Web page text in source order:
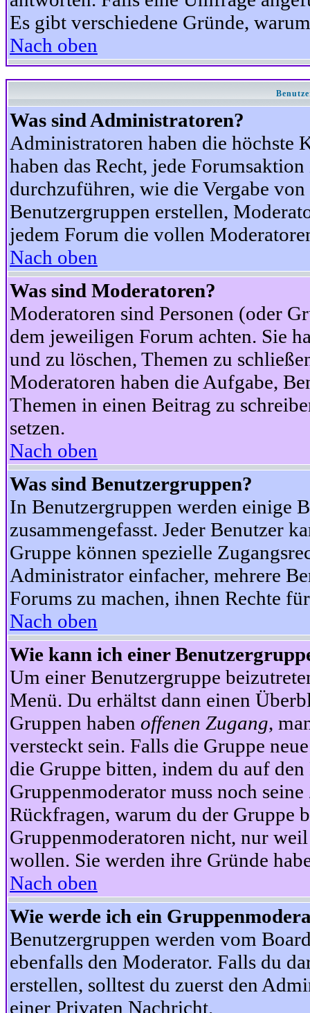
Es gibt verschiedene Gründe,
Nach oben
Was sind Administratoren?
Administratoren haben die höchste
haben das Recht, jede
durchzuführen, wie die Vergabe
Benutzergruppen erstellen,
jedem Forum die vollen
Nach oben
Was sind Moderatoren?
Moderatoren sind Personen (oder
dem jeweiligen Forum achten. Sie
und zu löschen, Themen zu
Moderatoren haben die Aufgabe,
Themen in einen Beitrag zu
setzen.
Nach oben
Was sind Benutzergruppen?
In Benutzergruppen werden einige
zusammengefasst. Jeder Benutzer
Gruppe können spezielle
Administrator einfacher, mehrere
Forums zu machen, ihnen Rechte
Nach oben
Wie kann ich einer
Um einer Benutzergruppe
Menü. Du erhältst dann einen
Gruppen haben offenen Zugang,
versteckt sein. Falls die Gruppe
die Gruppe bitten, indem du auf
Gruppenmoderator muss noch
Rückfragen, warum du der Gruppe
Gruppenmoderatoren nicht, nur
wollen. Sie werden ihre Gründe
Nach oben
Wie werde ich ein
Benutzergruppen werden vom
ebenfalls den Moderator. Falls du
erstellen, solltest du zuerst den
einer Privaten Nachricht.